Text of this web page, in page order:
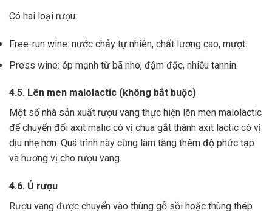
Có hai loại rượu:
Free-run wine: nước chảy tự nhiên, chất lượng cao, mượt.
Press wine: ép mạnh từ bã nho, đậm đặc, nhiều tannin.
4.5. Lên men malolactic (không bắt buộc)
Một số nhà sản xuất rượu vang thực hiện lên men malolactic
để chuyển đổi axit malic có vị chua gắt thành axit lactic có vị
dịu nhẹ hơn. Quá trình này cũng làm tăng thêm độ phức tạp
và hương vị cho rượu vang.
4.6. Ủ rượu
Rượu vang được chuyển vào thùng gỗ sồi hoặc thùng thép